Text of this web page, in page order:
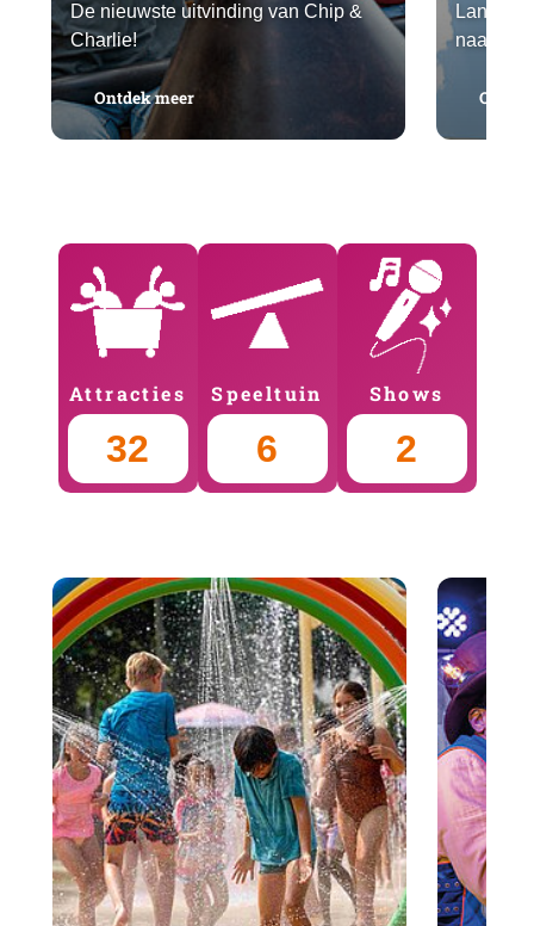
De nieuwste uitvinding van Chip &
Charlie!
Ontdek meer: StoomCycloon
Lanceer
naar
Attracties
32
Speeltuin
6
Shows
2